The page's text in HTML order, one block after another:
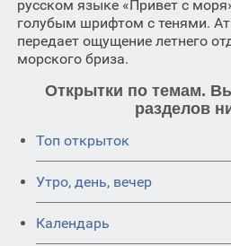
русском языке «Привет с
голубым шрифтом с тенями.
передает ощущение летнего
морского бриза.
Открытки по темам.
разделов
Топ открыток
Утро, день, вечер
Календарь